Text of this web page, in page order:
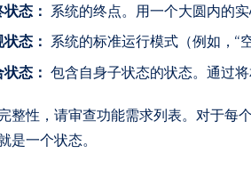
态： 系统的终点。用一个大圆内的
态： 系统的标准运行模式（例如，“
态： 包含自身子状态的状态。通过
整性，请审查功能需求列表。对于每
是一个状态。